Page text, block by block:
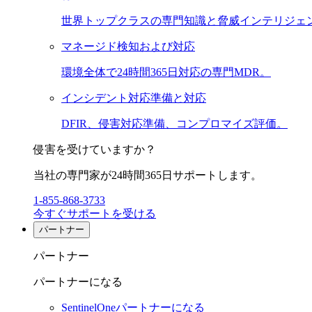
世界トップクラスの専門知識と脅威インテリジェ
マネージド検知および対応
環境全体で24時間365日対応の専門MDR。
インシデント対応準備と対応
DFIR、侵害対応準備、コンプロマイズ評価。
侵害を受けていますか？
当社の専門家が24時間365日サポートします。
1-855-868-3733
今すぐサポートを受ける
パートナー
パートナー
パートナーになる
SentinelOneパートナーになる